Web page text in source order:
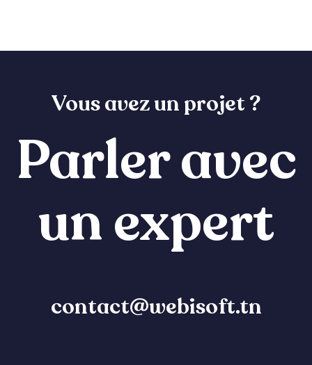
Vous avez un projet ?
Parler avec
un expert
contact@webisoft.tn